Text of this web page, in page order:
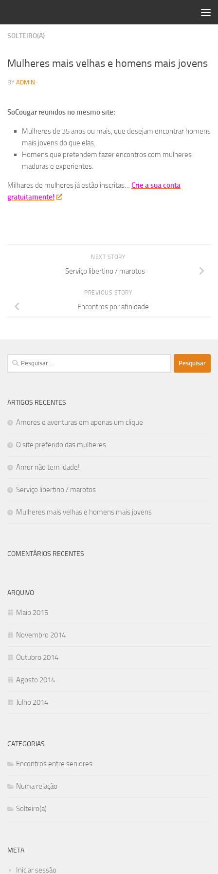
SOLTEIRO(A)
Mulheres mais velhas e homens mais jovens
BY ADMIN ·
SoCougar reunidos no mesmo site:
Mulheres de 35 anos ou mais, que desejam encontrar homens
mais jovens do que elas.
Homens que pretendem fazer encontros com mulheres
maduras e experientes.
Milhares de mulheres já estão inscritas… Crie a sua conta
gratuitamente!
NEXT STORY
Serviço libertino / marotos
PREVIOUS STORY
Encontros por afinidade
Pesquisar
por:
ARTIGOS RECENTES
Amores e aventuras em apenas um clique
O site preferido das mulheres
Amor não tem idade!
Serviço libertino / marotos
Mulheres mais velhas e homens mais jovens
COMENTÁRIOS RECENTES
ARQUIVO
Maio 2015
Novembro 2014
Outubro 2014
Agosto 2014
Julho 2014
CATEGORIAS
Encontros entre seniores
Numa relação
Solteiro(a)
META
Iniciar sessão